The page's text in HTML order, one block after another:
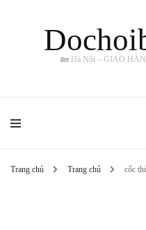
🏡 Hà Nội – GIAO
Trang chủ Trang chủ cốc